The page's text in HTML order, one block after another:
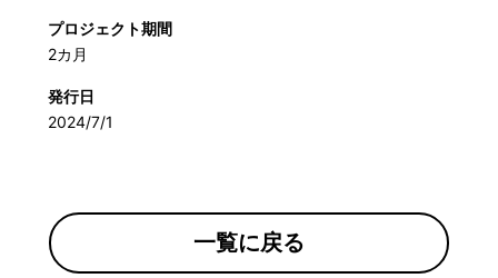
プロジェクト期間
2カ月
発行日
2024/7/1
一覧に戻る